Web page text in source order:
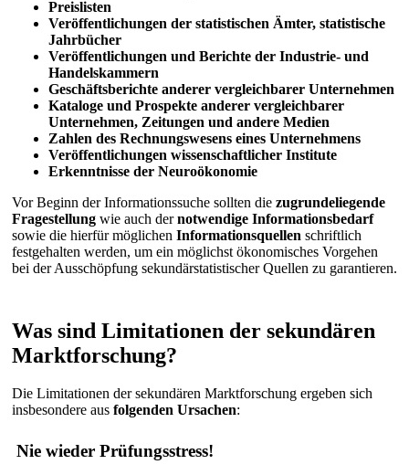
Preislisten
Veröffentlichungen der statistischen Ämter, statistische
Jahrbücher
Veröffentlichungen und Berichte der Industrie- und
Handelskammern
Geschäftsberichte anderer vergleichbarer Unternehmen
Kataloge und Prospekte anderer vergleichbarer
Unternehmen, Zeitungen und andere Medien
Zahlen des Rechnungswesens eines Unternehmens
Veröffentlichungen wissenschaftlicher Institute
Erkenntnisse der Neuroökonomie
Vor Beginn der Informationssuche sollten die zugrundeliegende
Fragestellung wie auch dernotwendige Informationsbedarf
sowie die hierfür möglichen Informationsquellen schriftlich
festgehalten werden, um ein möglichst ökonomisches Vorgehen
bei der Ausschöpfung sekundärstatistischer Quellen zu garantieren.
Was sind Limitationen der sekundären
Marktforschung?
Die Limitationen der sekundären Marktforschung ergeben sich
insbesondere aus folgenden Ursachen:
Nie wieder Prüfungsstress!